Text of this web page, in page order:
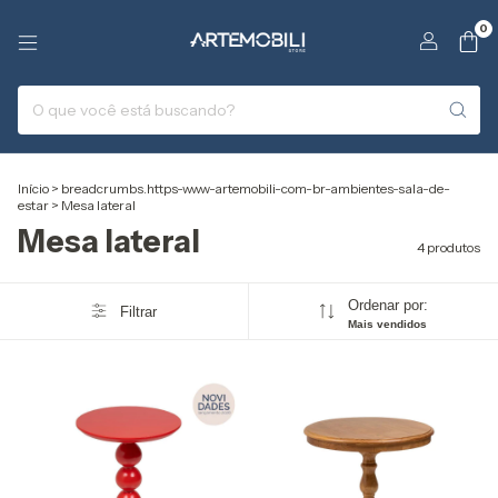
0
Início > breadcrumbs.https-www-artemobili-com-br-ambientes-sala-de-
estar > Mesa lateral
Mesa lateral 4 produtos
Filtrar Ordenar por:
Mais vendidos